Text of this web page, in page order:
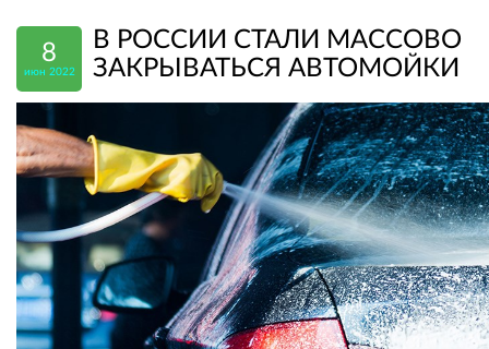
8
июн 2022
В РОССИИ СТАЛИ МАССОВО
ЗАКРЫВАТЬСЯ АВТОМОЙКИ